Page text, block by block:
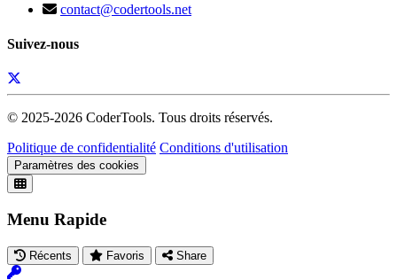
contact@codertools.net
Suivez-nous
© 2025-2026 CoderTools. Tous droits réservés.
Politique de confidentialité Conditions d'utilisation
Paramètres des cookies
Menu Rapide
Récents Favoris Share